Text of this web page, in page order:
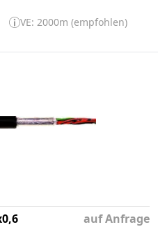
VE: 2000m (empfohlen)
auf Anfrage